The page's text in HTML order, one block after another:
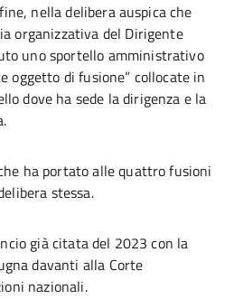
nella delibera auspica che
organizzativa del Dirigente
uno sportello amministrativo
oggetto di fusione” collocate in
dove ha sede la dirigenza e la
ha portato alle quattro fusioni
stessa.
già citata del 2023 con la
davanti alla Corte
nazionali.